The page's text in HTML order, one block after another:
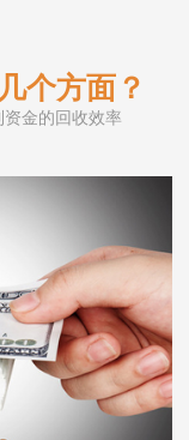
个方面？
金的回收效率